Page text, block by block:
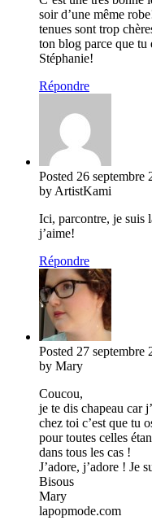
soir d’une même
tenues sont trop
ton blog parce que tu
Stéphanie!
Répondre
Posted 26 septembre
by ArtistKami
Ici, parcontre, je suis
j’aime!
Répondre
Posted 27 septembre
by Mary
Coucou,
je te dis chapeau car
chez toi c’est que tu
pour toutes celles
dans tous les cas !
J’adore, j’adore ! Je
Bisous
Mary
lapopmode.com